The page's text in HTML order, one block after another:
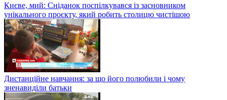
Києве, мий: Сніданок поспілкувався із засновником
унікального проєкту, який робить столицю чистішою
Дистанційне навчання: за що його полюбили і чому
зненавиділи батьки